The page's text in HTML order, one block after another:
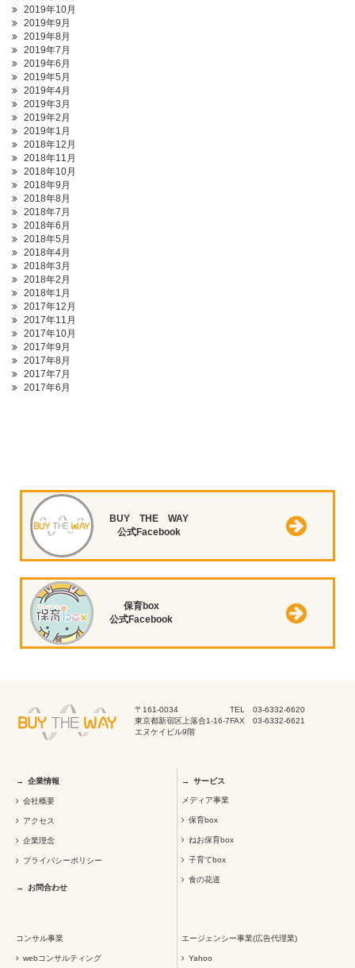
2019年10月
2019年9月
2019年8月
2019年7月
2019年6月
2019年5月
2019年4月
2019年3月
2019年2月
2019年1月
2018年12月
2018年11月
2018年10月
2018年9月
2018年8月
2018年7月
2018年6月
2018年5月
2018年4月
2018年3月
2018年2月
2018年1月
2017年12月
2017年11月
2017年10月
2017年9月
2017年8月
2017年7月
2017年6月
BUY THE WAY
公式Facebook
保育box
公式Facebook
〒161-0034
東京都新宿区上落合1-16-7
エヌケイビル9階
TEL 03-6332-6620
FAX 03-6332-6621
企業情報
会社概要
アクセス
企業理念
プライバシーポリシー
お問合わせ
サービス
メディア事業
保育box
ねお保育box
子育てbox
食の花道
コンサル事業
webコンサルティング
エージェンシー事業(広告代理業)
Yahoo